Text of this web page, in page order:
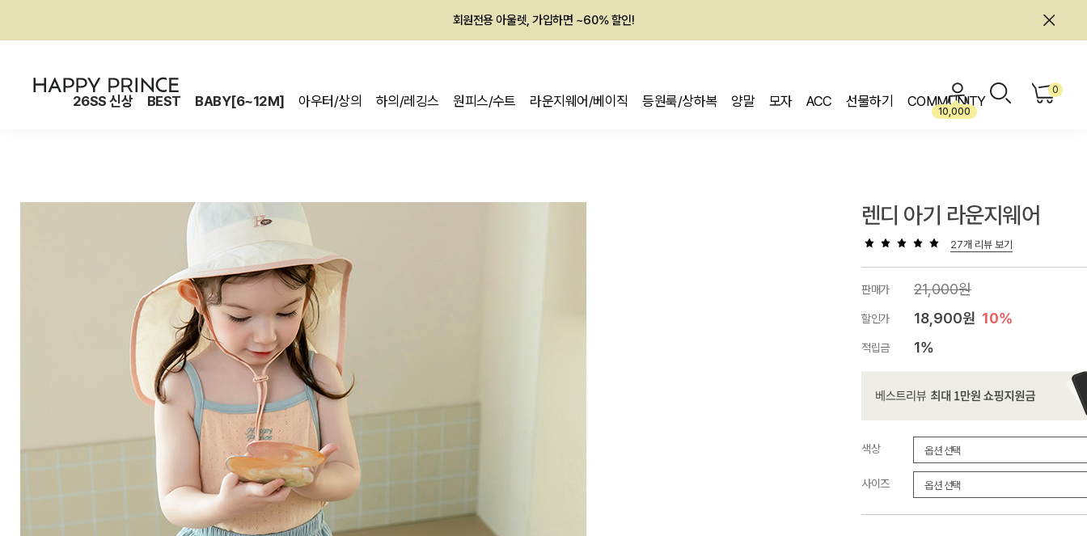
회원전용 아울렛, 가입하면 ~60% 할인!
26SS 신상 BEST BABY[6~12M] 아우터/상의 하의/레깅스 원피스/수트 라운지웨어/베이직 등원룩/상하복 양말 모자 ACC 선물하기 COMMUNITY
10,000
0
렌디 아기 라운지웨어
27개 리뷰 보기
판매가 21,000원
할인가 18,900원 10%
적립금 1%
색상
사이즈